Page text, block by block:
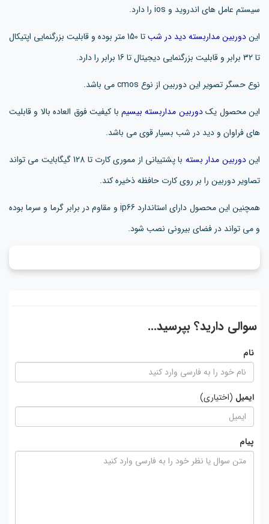
سیستم عامل های اندروید و ios را دارد.
ایندوربین مداربسته دید در شب
تا 150 متر بوده و قابلیت بزرگنمایی اپتیکال
تا 32 برابر و قابلیت بزرگنمایی دیجیتال تا 16 برابر را دارد.
نوع حسگر تصویر این دوربین از نوع cmos می باشد.
این محصول یکدوربین مداربسته بیسیم با کیفیت فوق العاده بالا و قابلیت
های فراوان و دید در شب بسیار قوی می باشد.
ایندوربین مدار بسته
با پشتیبانی از مموری کارت تا 128 گیگابایت می تواند
تصاویر دوربین را بر روی کارت حافظه ذخیره کند.
همچنین این محصول دارای استاندارد ip66 و مقاوم در برابر گرما و سرما بوده
و می تواند در فضای بیرونی نصب شود.
سوالی دارید؟ بپرسید...
نام
ایمیل (اختیاری)
پیام